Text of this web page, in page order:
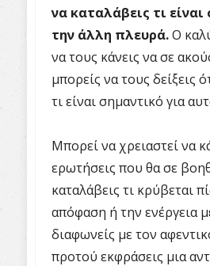
να καταλάβεις τι είναι
την άλλη πλευρά.Ο
να τους κάνεις να σε
μπορείς να τους δείξεις
τι είναι σημαντικό για
Μπορεί να χρειαστεί να
ερωτήσεις που θα σε
καταλάβεις τι κρύβεται
απόφαση ή την ενέργεια
διαφωνείς με τον
προτού εκφράσεις μια